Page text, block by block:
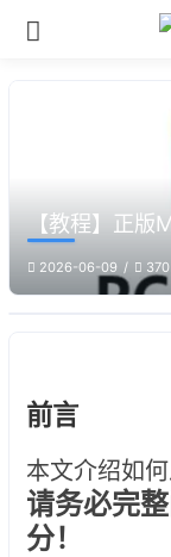
【教程】正
2026-06-09 370
前言
本文介绍如
请务必完
分！